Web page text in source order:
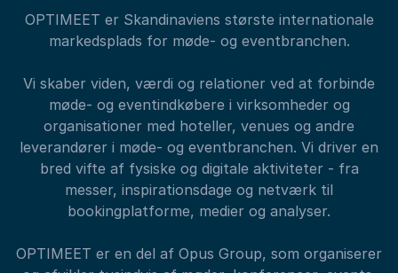
OPTIMEET er Skandinaviens største internationale
markedsplads for møde- og eventbranchen.
Vi skaber viden, værdi og relationer ved at forbinde
møde- og eventindkøbere i virksomheder og
organisationer med hoteller, venues og andre
leverandører i møde- og eventbranchen. Vi driver en
bred vifte af fysiske og digitale aktiviteter - fra
messer, inspirationsdage og netværk til
bookingplatforme, medier og analyser.
OPTIMEET er en del af Opus Group, som organiserer